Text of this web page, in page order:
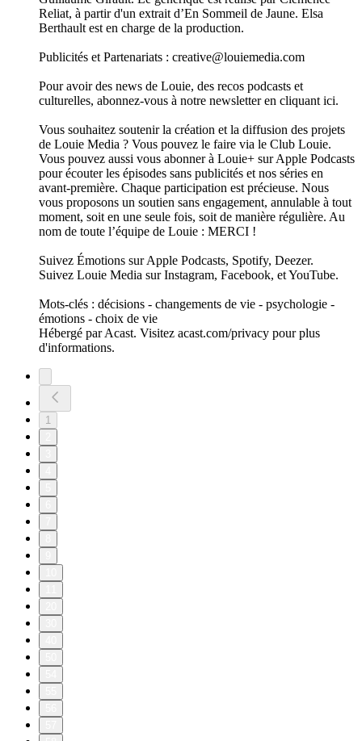
Reliat, à partir d'un extrait d’En Sommeil de Jaune. Elsa
Berthault est en charge de la production.
Publicités et Partenariats : creative@louiemedia.com
Pour avoir des news de Louie, des recos podcasts et
culturelles, abonnez-vous à notre newsletter en cliquant ici.
Vous souhaitez soutenir la création et la diffusion des projets
de Louie Media ? Vous pouvez le faire via le Club Louie.
Vous pouvez aussi vous abonner à Louie+ sur Apple Podcasts
pour écouter les épisodes sans publicités et nos séries en
avant-première. Chaque participation est précieuse. Nous
vous proposons un soutien sans engagement, annulable à tout
moment, soit en une seule fois, soit de manière régulière. Au
nom de toute l’équipe de Louie : MERCI !
Suivez Émotions sur Apple Podcasts, Spotify, Deezer.
Suivez Louie Media sur Instagram, Facebook, et YouTube.
Mots-clés : décisions - changements de vie - psychologie -
émotions - choix de vie
Hébergé par Acast. Visitez acast.com/privacy pour plus
d'informations.
1